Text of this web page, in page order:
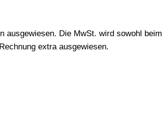
ausgewiesen. Die MwSt. wird sowohl beim
extra ausgewiesen.